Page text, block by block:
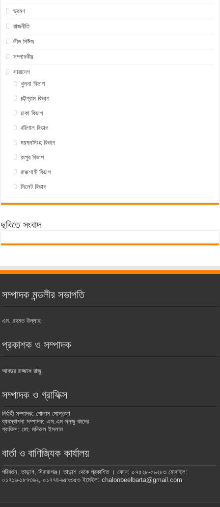
ভ্রমণ
রাজনীতি
লীড নিউজ
সম্পাদকীয়
সারাদেশ
খুলনা বিভাগ
চট্টগ্রাম বিভাগ
ঢাকা বিভাগ
বরিশাল বিভাগ
ময়মনসিংহ বিভাগ
রংপুর বিভাগ
রাজশাহী বিভাগ
সিলেট বিভাগ
ছবিতে সংবাদ
সম্পাদক মন্ডলীর সভাপতি
এম. রহমত উল্লাহ
প্রকাশক ও সম্পাদক
আবদুর রাজ্জাক রাজু
সম্পাদক ও গ্রাফিক্স
নির্বাহী সম্পাদক: গোলাম মোস্তফা
ব্যবস্থাপনা সম্পাদক: এস.এম সনজু কাদের
গ্রাফিক্স: মো: মনিরুল ইসলাম
বার্তা ও বাণিজ্যিক কার্যালয়
পরিবর্তন, তাড়াশ, সিরাজগঞ্জ। তাড়াশ থেকে প্রকাশিত । ফোন: ০৭৫২৮-৫৬২৮৩ মোবাইল:
০১৭১৬-১৮৭৩৯২, ০১৭৭৪-৯৫৯৩৫৩ ইমেইল: chalonbeelbarta@gmail.com